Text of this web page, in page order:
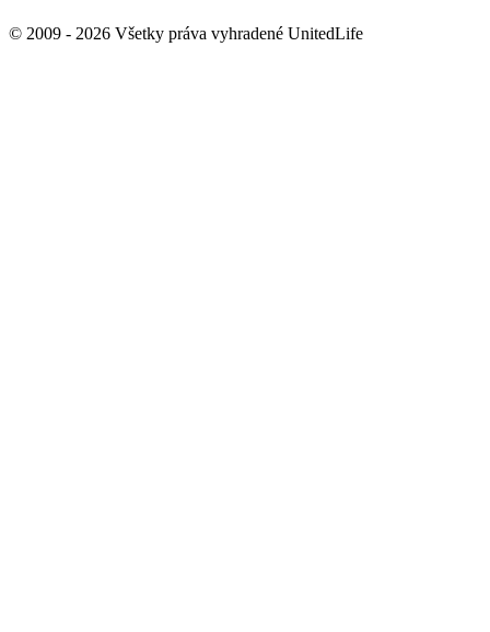
© 2009 - 2026 Všetky práva vyhradené UnitedLife